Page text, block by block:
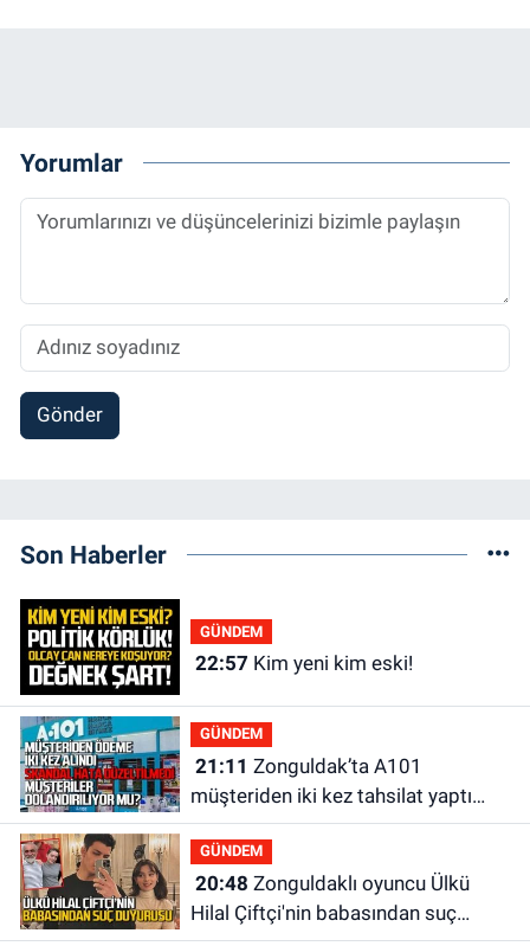
Yorumlar
Gönder
Son Haberler
GÜNDEM
22:57 Kim yeni kim eski!
GÜNDEM
21:11
müşteriden iki kez tahsilat yaptı
geri ödemiyor!
GÜNDEM
20:48
Hilal Çiftçi'nin babasından suç